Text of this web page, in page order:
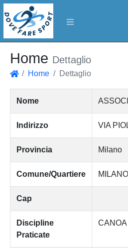
Home Dettaglio
Home Dettaglio
Nome
Indirizzo VIA
Provincia Milano
Comune/Quartiere MILANO
Cap
Discipline
Praticate
CANOA